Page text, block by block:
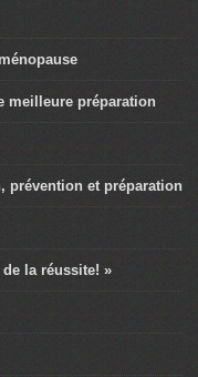
meilleure préparation
prévention et préparation
la réussite! »